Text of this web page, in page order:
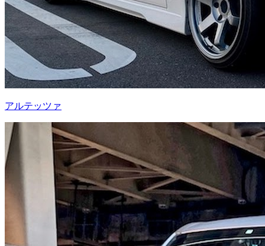
アルテッツァ